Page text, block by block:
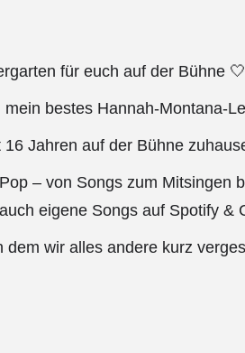
für euch auf der Bühne 🤍
bestes Hannah-Montana-
Jahren auf der Bühne
– von Songs zum Mitsingen
eigene Songs auf Spotify &
wir alles andere kurz